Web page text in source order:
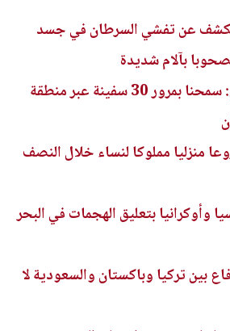
عن تفشي السرطان في جسد
بآلام شديدة
الجيش الأمريكي: سمحنا بمرور 30 سفينة عبر منطقة
مشروعا منزليا مملوكا لنساء خلال النصف
وأوكرانيا بتعليق الهجمات في البحر
بين تركيا وباكستان والسعودية لا